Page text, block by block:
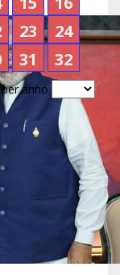
23
24
31
32
anno